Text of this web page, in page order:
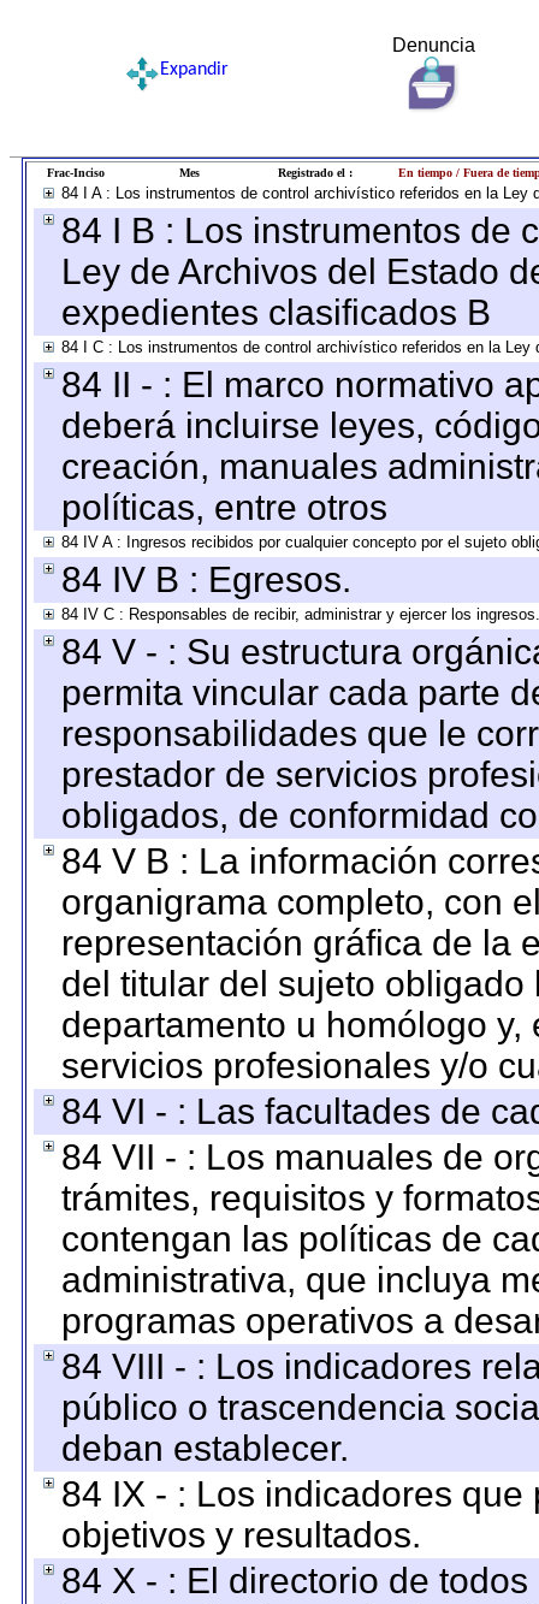
Denuncia
Expandir
Frac-Inciso Mes Registrado el : En tiempo / Fuera de
84 I A : Los instrumentos de control archivístico referidos en la
84 I B : Los instrumentos de
Ley de Archivos del Estado
expedientes clasificados B
84 I C : Los instrumentos de control archivístico referidos en la
84 II - : El marco normativo
deberá incluirse leyes,
creación, manuales
políticas, entre otros
84 IV A : Ingresos recibidos por cualquier concepto por el sujeto
84 IV B : Egresos.
84 IV C : Responsables de recibir, administrar y ejercer los ingresos.
84 V - : Su estructura
permita vincular cada parte
responsabilidades que le
prestador de servicios
obligados, de conformidad
84 V B : La información
organigrama completo, con
representación gráfica de la
del titular del sujeto
departamento u homólogo
servicios profesionales y/o
84 VI - : Las facultades de
84 VII - : Los manuales de
trámites, requisitos y
contengan las políticas de
administrativa, que incluya
programas operativos a
84 VIII - : Los indicadores
público o trascendencia
deban establecer.
84 IX - : Los indicadores
objetivos y resultados.
84 X - : El directorio de